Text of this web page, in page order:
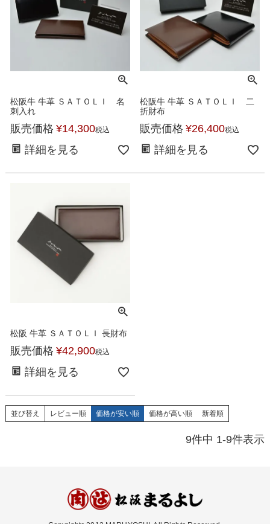
松阪牛 牛革 ＳＡＴＯＬＩ 名
刺入れ
販売価格 ¥14,300税込
詳細を見る
松阪牛 牛革 ＳＡＴＯＬＩ 二
折財布
販売価格 ¥26,400税込
詳細を見る
松阪 牛革 ＳＡＴＯＬＩ 長財布
販売価格 ¥42,900税込
詳細を見る
並び替え レビュー順 価格が安い順 価格が高い順 新着順
9件中 1-9件表示